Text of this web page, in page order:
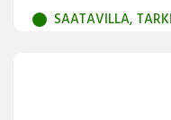
SAATAVILLA,